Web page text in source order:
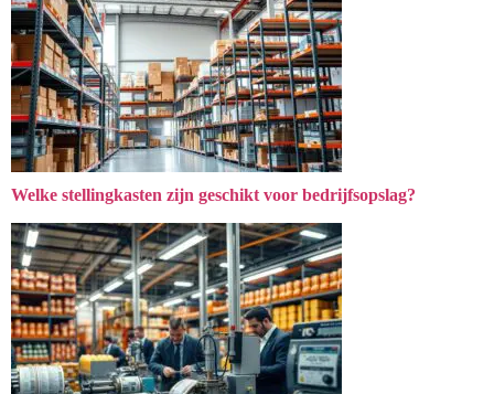
Welke stellingkasten zijn geschikt voor bedrijfsopslag?